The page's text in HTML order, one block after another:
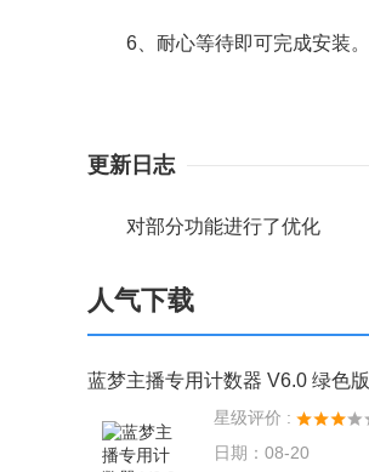
6、耐心等待即可完成安装。
更新日志
对部分功能进行了优化
人气下载
蓝梦主播专用计数器 V6.0 绿色版
星级评价 :
日期：08-20